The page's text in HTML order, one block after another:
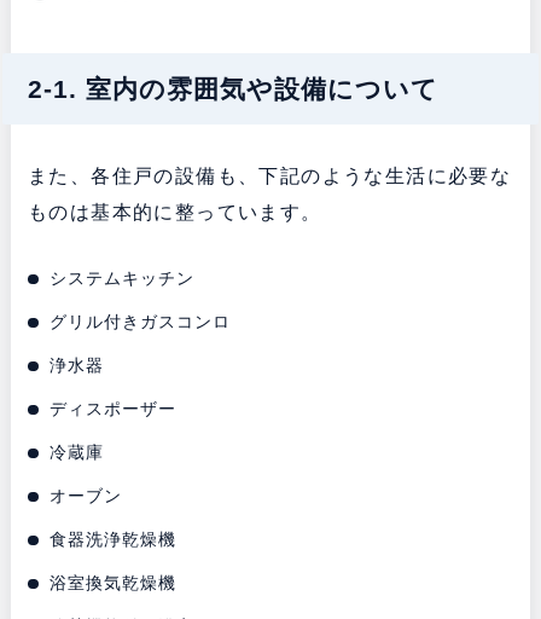
2-1. 室内の雰囲気や設備について
また、各住戸の設備も、下記のような生活に必要な
ものは基本的に整っています。
システムキッチン
グリル付きガスコンロ
浄水器
ディスポーザー
冷蔵庫
オーブン
食器洗浄乾燥機
浴室換気乾燥機